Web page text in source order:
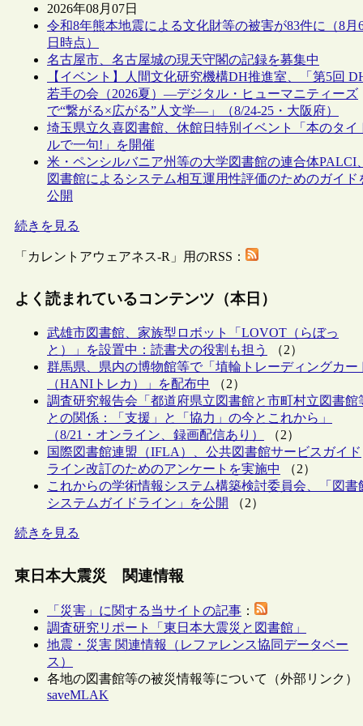
2026年08月07日
令和8年熊本地震による文化財等の被害が83件に（8月
日時点）
名古屋市、名古屋城の現天守閣の記録を募集中
【イベント】人間文化研究機構DH推進室、「第5回
若手の会（2026夏）―デジタル・ヒューマニティーズ
で“繋がる×広がる”人文学―」（8/24-25・大阪府）
埼玉県立久喜図書館、休館日特別イベント「本のタイ
ルで一句!」を開催
米・ペンシルバニア州等の大学図書館の連合体PALCI、
図書館によるシステム相互運用性評価のためのガイド
公開
続きを見る
「カレントアウェアネス-R」用のRSS：
よく読まれているコンテンツ（本日）
武雄市図書館、家族型ロボット「LOVOT（らぼっ
と）」を設置中：読書犬の役割も担う
（2）
群馬県、県内の博物館等で「埴輪トレーディングカー
（HANIトレカ）」を配布中
（2）
調査研究報告会「都道府県立図書館と市町村立図書館
との関係：「支援」と「協力」の今とこれから」
（8/21・オンライン、録画配信あり）
（2）
国際図書館連盟（IFLA）、公共図書館サービスガイド
ライン改訂のためのアンケートを実施中
（2）
これからの学術情報システム構築検討委員会、「図書
システムガイドライン」を公開
（2）
続きを見る
東日本大震災 関連情報
「災害」に関する当サイトの記事 ：
調査研究リポート「東日本大震災と図書館」
地震・災害 関連情報（レファレンス協同データベー
ス）
各地の図書館等の被災情報等について（外部リンク）
saveMLAK